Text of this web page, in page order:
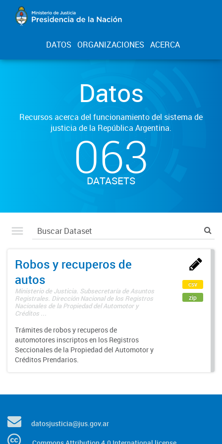
DATOS ORGANIZACIONES ACERCA
Datos
Recursos acerca del funcionamiento del sistema de
justicia de la República Argentina.
063
DATASETS
Robos y recuperos de
autos
Ministerio de Justicia. Subsecretaría de Asuntos
Registrales. Dirección Nacional de los Registros
Nacionales de la Propiedad del Automotor y
Créditos ...
Trámites de robos y recuperos de
automotores inscriptos en los Registros
Seccionales de la Propiedad del Automotor y
Créditos Prendarios.
csv
zip
datosjusticia@jus.gov.ar